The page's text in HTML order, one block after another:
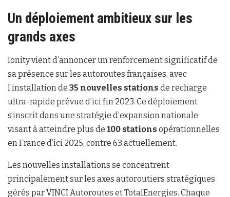
Un déploiement ambitieux sur les
grands axes
Ionity vient d’annoncer un renforcement significatif de
sa présence sur les autoroutes françaises, avec
l’installation de 35 nouvelles stations de recharge
ultra-rapide prévue d’ici fin 2023. Ce déploiement
s’inscrit dans une stratégie d’expansion nationale
visant à atteindre plus de 100 stations opérationnelles
en France d’ici 2025, contre 63 actuellement.
Les nouvelles installations se concentrent
principalement sur les axes autoroutiers stratégiques
gérés par VINCI Autoroutes et TotalEnergies. Chaque